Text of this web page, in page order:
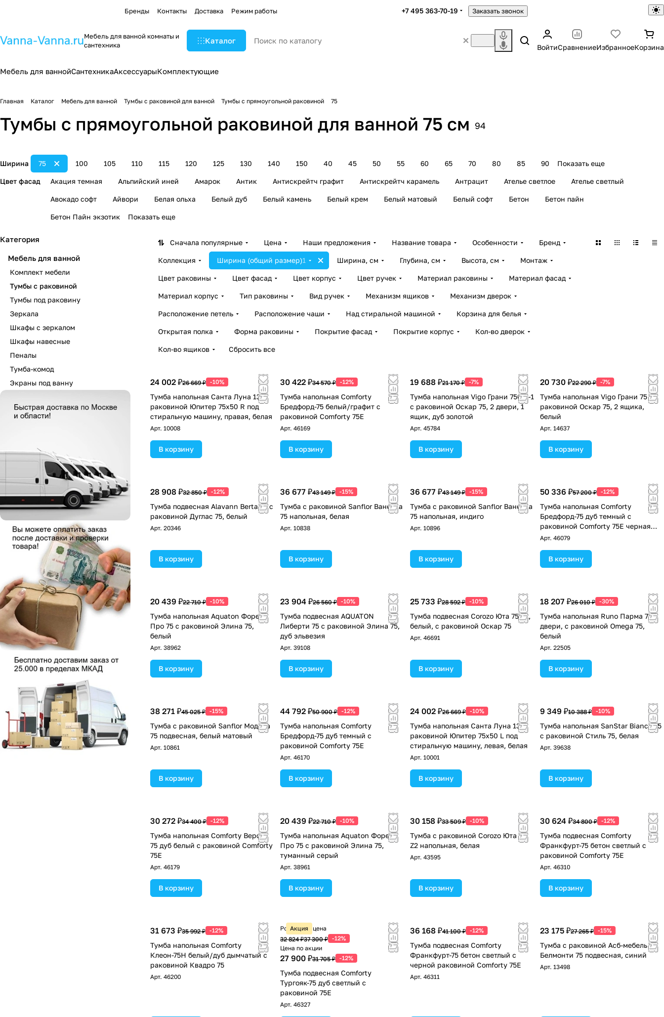
Бренды Контакты Доставка Режим работы +7 495 363-70-19 Заказать звонок
Мебель для ванной комнаты и
сантехника
Каталог
ВойтиСравнениеИзбранноеКорзина
Мебель для ваннойСантехникаАксессуарыКомплектующие
Главная Каталог Мебель для ванной Тумбы с раковиной для ванной Тумбы с прямоугольной раковиной 75
Тумбы с прямоугольной раковиной для ванной 75 см 94
Ширина 100 105 110 115 120 125 130 140 150 40 45 50 55 60 65 70
75 80 85 90 Показать еще
Цвет фасад Акация темная Альпийский иней Амарок Антик Антискрейтч графит Антискрейтч карамель Антрацит Ателье светлое Ателье светлый
Авокадо софт Айвори Белая ольха Белый дуб Белый камень Белый крем Белый матовый Белый софт Бетон Бетон пайн
Бетон Пайн экзотик Показать еще
Сначала популярные Цена Наши предложения Название товара Особенности Бренд
Коллекция Ширина (общий размер)1 Ширина, см Глубина, см Высота, см Монтаж
Цвет раковины Цвет фасад Цвет корпус Цвет ручек Материал раковины Материал фасад
Материал корпус Тип раковины Вид ручек Механизм ящиков Механизм дверок
Расположение петель Расположение чаши Над стиральной машиной Корзина для белья
Открытая полка Форма раковины Покрытие фасад Покрытие корпус Кол-во дверок
Кол-во ящиков Сбросить все
24 002 ₽26 669 ₽ -10%
Тумба напольная Санта Луна 13 с
раковиной Юпитер 75х50 R под
стиральную машину, правая, белая
Арт. 10008
В корзину
30 422 ₽34 570 ₽ -12%
Тумба напольная Comforty
Бредфорд-75 белый/графит с
раковиной Comforty 75E
Арт. 46169
В корзину
19 688 ₽21 170 ₽ -7%
Тумба напольная Vigo Грани 750-2-1
с раковиной Оскар 75, 2 двери, 1
ящик, дуб золотой
Арт. 45784
В корзину
20 730 ₽22 290 ₽ -7%
Тумба напольная Vigo Грани 75 с
раковиной Оскар 75, 2 ящика,
белый
Арт. 14637
В корзину
28 908 ₽32 850 ₽ -12%
Тумба подвесная Alavann Berta 75 с
раковиной Дуглас 75, белый
Арт. 20346
В корзину
36 677 ₽43 149 ₽ -15%
Тумба с раковиной Sanflor Ванесса
75 напольная, белая
Арт. 10838
В корзину
36 677 ₽43 149 ₽ -15%
Тумба с раковиной Sanflor Ванесса
75 напольная, индиго
Арт. 10896
В корзину
50 336 ₽57 200 ₽ -12%
Тумба напольная Comforty
Бредфорд-75 дуб темный с
раковиной Comforty 75E черная
матовая
Арт. 46079
В корзину
20 439 ₽22 710 ₽ -10%
Тумба напольная Aquaton Форест
Про 75 с раковиной Элина 75,
белый
Арт. 38962
В корзину
23 904 ₽26 560 ₽ -10%
Тумба подвесная AQUATON
Либерти 75 с раковиной Элина 75,
дуб эльвезия
Арт. 39108
В корзину
25 733 ₽28 592 ₽ -10%
Тумба подвесная Corozo Юта 75 Z2,
белый, с раковиной Оскар 75
Арт. 46691
В корзину
18 207 ₽26 010 ₽ -30%
Тумба напольная Runo Парма 75 3
двери, с раковиной Omega 75,
белый
Арт. 22505
В корзину
38 271 ₽45 025 ₽ -15%
Тумба с раковиной Sanflor Модена
75 подвесная, белый матовый
Арт. 10861
В корзину
44 792 ₽50 900 ₽ -12%
Тумба напольная Comforty
Бредфорд-75 дуб темный с
раковиной Comforty 75E
Арт. 46170
В корзину
24 002 ₽26 669 ₽ -10%
Тумба напольная Санта Луна 13 с
раковиной Юпитер 75х50 L под
стиральную машину, левая, белая
Арт. 10001
В корзину
9 349 ₽10 388 ₽ -10%
Тумба напольная SanStar Bianca 75
с раковиной Стиль 75, белая
Арт. 39638
В корзину
30 272 ₽34 400 ₽ -12%
Тумба напольная Comforty Верона
75 дуб белый с раковиной Comforty
75Е
Арт. 46179
В корзину
20 439 ₽22 710 ₽ -10%
Тумба напольная Aquaton Форест
Про 75 с раковиной Элина 75,
туманный серый
Арт. 38961
В корзину
30 158 ₽33 509 ₽ -10%
Тумба с раковиной Corozo Юта 75
Z2 напольная, белая
Арт. 43595
В корзину
30 624 ₽34 800 ₽ -12%
Тумба подвесная Comforty
Франкфурт-75 бетон светлый с
раковиной Comforty 75E
Арт. 46310
В корзину
31 673 ₽35 992 ₽ -12%
Тумба напольная Comforty
Клеон-75Н белый/дуб дымчатый с
раковиной Квадро 75
Арт. 46200
Акция
Розничная цена
32 824 ₽37 300 ₽ -12%
Цена по акции
27 900 ₽31 705 ₽ -12%
Тумба подвесная Comforty
Тургояк-75 дуб светлый с
раковиной 75E
Арт. 46327
36 168 ₽41 100 ₽ -12%
Тумба подвесная Comforty
Франкфурт-75 бетон светлый с
черной раковиной Comforty 75E
Арт. 46311
23 175 ₽27 265 ₽ -15%
Тумба с раковиной Асб-мебель
Белмонти 75 подвесная, синий
Арт. 13498
Категория
Мебель для ванной
Комплект мебели
Тумбы с раковиной
Тумбы под раковину
Зеркала
Шкафы с зеркалом
Шкафы навесные
Пеналы
Тумба-комод
Экраны под ванну